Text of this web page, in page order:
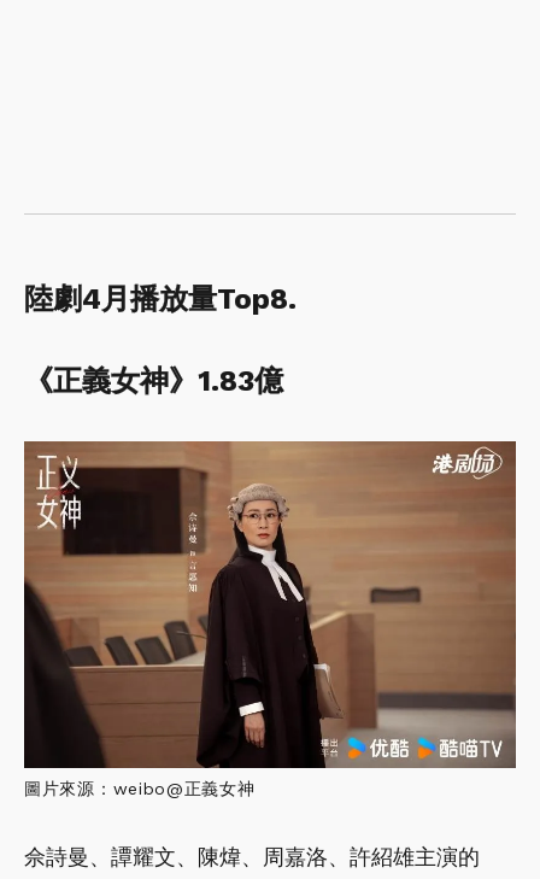
陸劇4月播放量Top8.
《正義女神》1.83億
圖片來源：weibo@正義女神
佘詩曼、譚耀文、陳煒、周嘉洛、許紹雄主演的